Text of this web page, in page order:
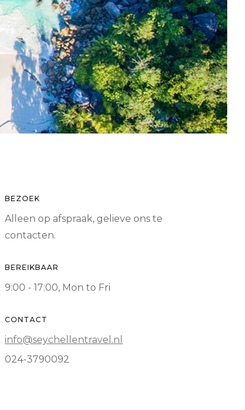
BEZOEK
Alleen op afspraak, gelieve ons te
contacten.
BEREIKBAAR
9:00 - 17:00, Mon to Fri
CONTACT
info@seychellentravel.nl
024-3790092